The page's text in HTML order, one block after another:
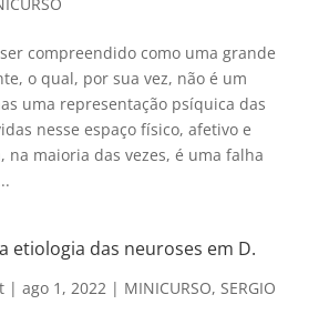
compreendido como uma grande
o qual, por sua vez, não é um
uma representação psíquica das
nesse espaço físico, afetivo e
na maioria das vezes, é uma falha
etiologia das neuroses em D.
| ago 1, 2022| MINICURSO, SERGIO